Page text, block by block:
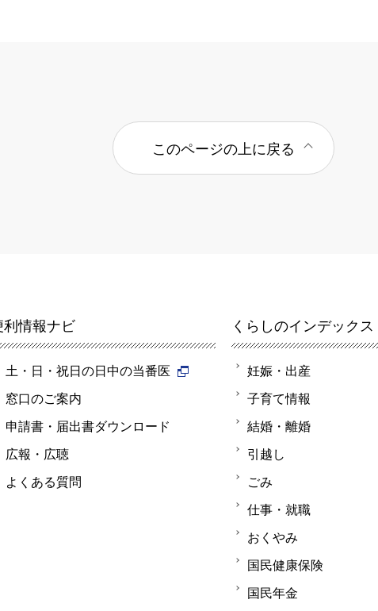
このページの上に戻る
利情報ナビ
土・日・祝日の日中の当番医
窓口のご案内
申請書・届出書ダウンロード
広報・広聴
よくある質問
くらしのインデックス
妊娠・出産
子育て情報
結婚・離婚
引越し
ごみ
仕事・就職
おくやみ
国民健康保険
国民年金